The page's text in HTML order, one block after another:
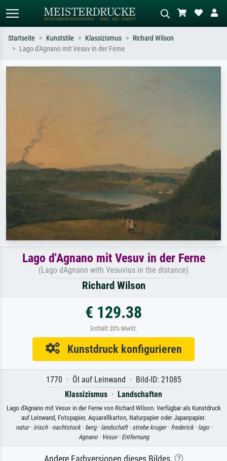
Startseite Kunststile Klassizismus
Richard Wilson
Lago d'Agnano mit Vesuv in der Ferne
Lago d'Agnano mit Vesuv in der Ferne
(Lago dAgnano with Vesuvius in the distance)
Richard Wilson
€ 129.38
Enthält 20% MwSt.
Kunstdruck konfigurieren
1770 · Öl auf Leinwand · Bild-ID: 21085
Klassizismus · Landschaften
Lago d'Agnano mit Vesuv in der Ferne von Richard Wilson. Verfügbar als Kunstdruck
auf Leinwand, Fotopapier, Aquarellkarton, Naturpapier oder Japanpapier.
natur · irisch · nachtstock · berg · landschaft · strebe kruger · frederick · lago ·
Agnano · Vesuv · Entfernung